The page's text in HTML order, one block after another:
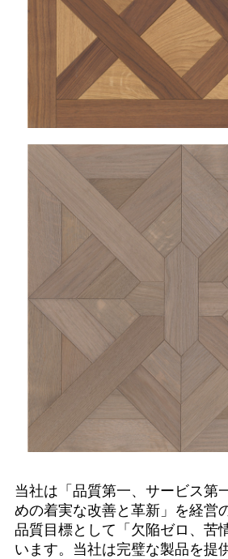
当社は「品質第一、サービス第
めの着実な改善と革新」を経営
品質目標として「欠陥ゼロ、苦
います。当社は完璧な製品を提